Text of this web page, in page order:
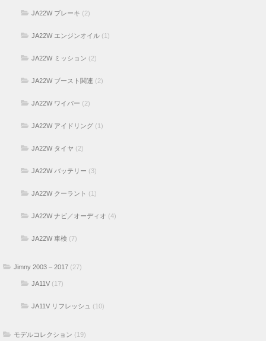
JA22W ブレーキ (2)
JA22W エンジンオイル (1)
JA22W ミッション (2)
JA22W ブースト関連 (2)
JA22W ワイパー (2)
JA22W アイドリング (1)
JA22W タイヤ (2)
JA22W バッテリー (3)
JA22W クーラント (1)
JA22W ナビ／オーディオ (4)
JA22W 車検 (7)
Jimny 2003 – 2017 (27)
JA11V (17)
JA11V リフレッシュ (10)
モデルコレクション (19)